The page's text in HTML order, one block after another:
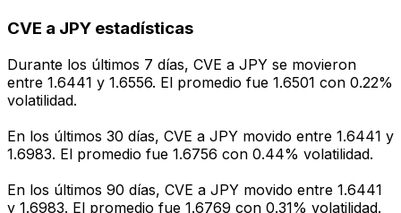
CVE a JPY estadísticas
Durante los últimos 7 días, CVE a JPY se movieron
entre 1.6441 y 1.6556. El promedio fue 1.6501 con 0.22%
volatilidad.
En los últimos 30 días, CVE a JPY movido entre 1.6441 y
1.6983. El promedio fue 1.6756 con 0.44% volatilidad.
En los últimos 90 días, CVE a JPY movido entre 1.6441
y 1.6983. El promedio fue 1.6769 con 0.31% volatilidad.